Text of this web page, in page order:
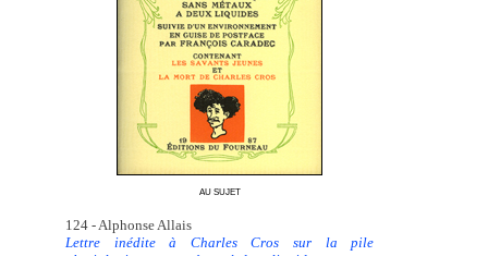
AU SUJET
124 - Alphonse Allais
Lettre inédite à Charles Cros sur la pile